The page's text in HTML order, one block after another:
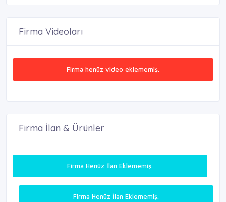
Firma Videoları
Firma henüz video eklememiş.
Firma İlan & Ürünler
Firma Henüz İlan Eklememiş.
Firma Henüz İlan Eklememiş.